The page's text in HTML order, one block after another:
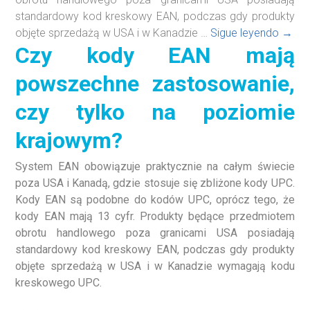
standardowy kod kreskowy EAN, podczas gdy produkty
objęte sprzedażą w USA i w Kanadzie … Sigue leyendo Czy
kody
EAN
mają
na
→
Czy kody EAN mają
powszechne zastosowanie,
czy tylko na poziomie
krajowym?
System EAN obowiązuje praktycznie na całym świecie
poza USA i Kanadą, gdzie stosuje się zbliżone kody UPC.
Kody EAN są podobne do kodów UPC, oprócz tego, że
kody EAN mają 13 cyfr. Produkty będące przedmiotem
obrotu handlowego poza granicami USA posiadają
standardowy kod kreskowy EAN, podczas gdy produkty
objęte sprzedażą w USA i w Kanadzie wymagają kodu
kreskowego UPC.